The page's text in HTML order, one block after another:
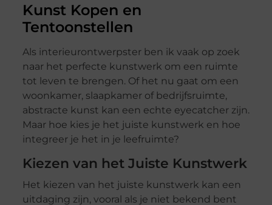
Kunst Kopen en
Tentoonstellen
Als interieurontwerpster ben ik vaak op zoek
naar het perfecte kunstwerk om een ruimte
tot leven te brengen. Of het nu gaat om een
woonkamer, slaapkamer of bedrijfsruimte,
abstracte kunst kan een echte eyecatcher zijn.
Maar hoe kies je het juiste kunstwerk en hoe
integreer je het in je leefruimte?
Kiezen van het Juiste Kunstwerk
Het kiezen van het juiste kunstwerk kan een
uitdaging zijn, vooral als je niet bekend bent